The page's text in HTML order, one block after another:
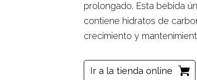
prolongado. Esta bebida
contiene hidratos de
crecimiento y
Ir a la tienda online